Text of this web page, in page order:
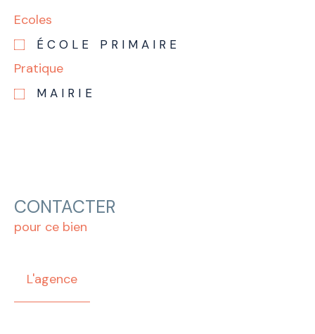
Ecoles
ÉCOLE PRIMAIRE
Pratique
MAIRIE
CONTACTER
pour ce bien
L'agence